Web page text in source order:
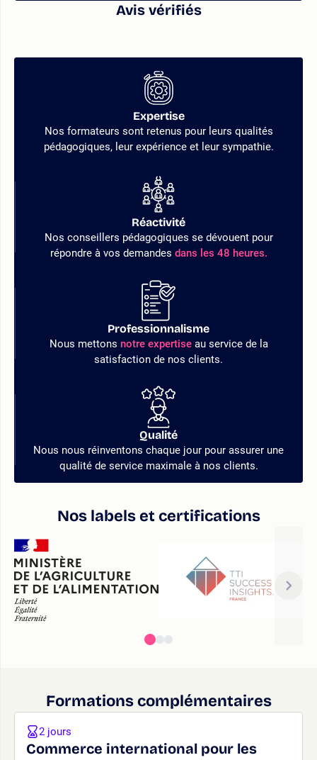
Avis vérifiés
Expertise
Nos formateurs sont retenus pour leurs qualités
pédagogiques, leur expérience et leur sympathie.
Réactivité
Nos conseillers pédagogiques se dévouent pour
répondre à vos demandes dans les 48 heures.
Professionnalisme
Nous mettons notre expertiseau service de la
satisfaction de nos clients.
Qualité
Nous nous réinventons chaque jour pour assurer une
qualité de service maximale à nos clients.
Nos labels et certifications
Formations complémentaires
Commerce international pour les
2 jours